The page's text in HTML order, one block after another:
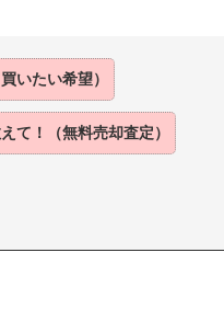
いたい希望）
て！（無料売却査定）